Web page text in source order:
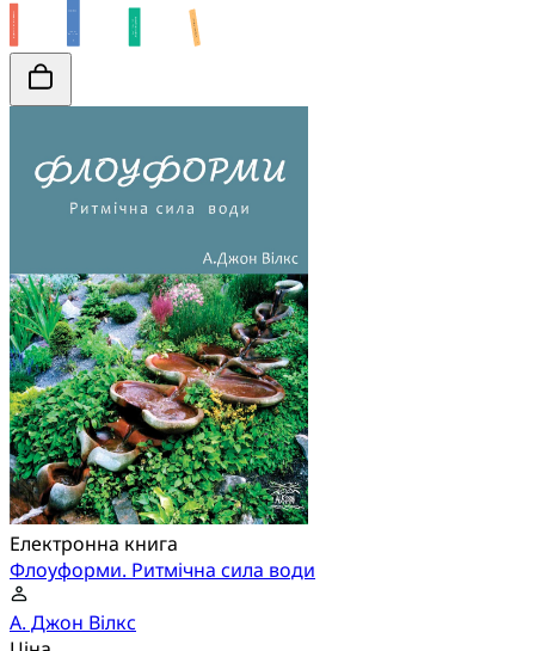
Електронна книга
Флоуформи. Ритмічна сила води
А. Джон Вілкс